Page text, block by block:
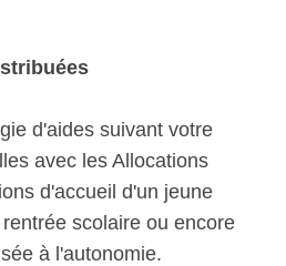
d'aides suivant votre
avec les Allocations
d'accueil d'un jeune
scolaire ou encore
à l'autonomie.